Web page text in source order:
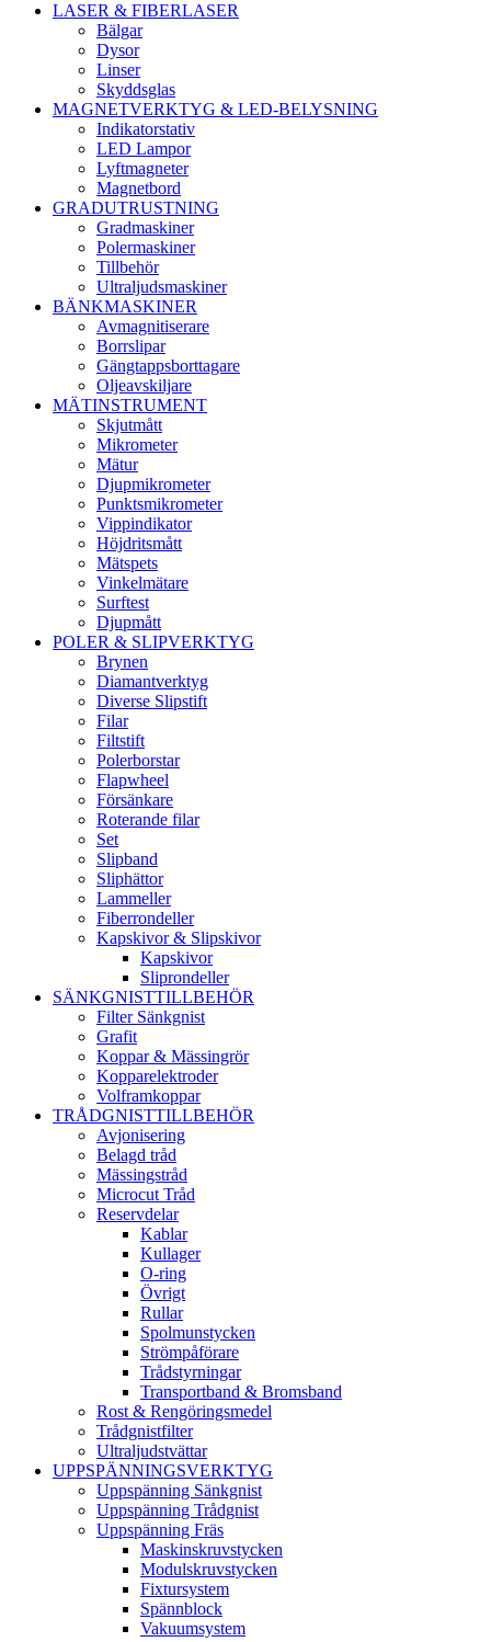
LASER & FIBERLASER
Bälgar
Dysor
Linser
Skyddsglas
MAGNETVERKTYG & LED-BELYSNING
Indikatorstativ
LED Lampor
Lyftmagneter
Magnetbord
GRADUTRUSTNING
Gradmaskiner
Polermaskiner
Tillbehör
Ultraljudsmaskiner
BÄNKMASKINER
Avmagnitiserare
Borrslipar
Gängtappsborttagare
Oljeavskiljare
MÄTINSTRUMENT
Skjutmått
Mikrometer
Mätur
Djupmikrometer
Punktsmikrometer
Vippindikator
Höjdritsmått
Mätspets
Vinkelmätare
Surftest
Djupmått
POLER & SLIPVERKTYG
Brynen
Diamantverktyg
Diverse Slipstift
Filar
Filtstift
Polerborstar
Flapwheel
Försänkare
Roterande filar
Set
Slipband
Sliphättor
Lammeller
Fiberrondeller
Kapskivor & Slipskivor
Kapskivor
Sliprondeller
SÄNKGNISTTILLBEHÖR
Filter Sänkgnist
Grafit
Koppar & Mässingrör
Kopparelektroder
Volframkoppar
TRÅDGNISTTILLBEHÖR
Avjonisering
Belagd tråd
Mässingstråd
Microcut Tråd
Reservdelar
Kablar
Kullager
O-ring
Övrigt
Rullar
Spolmunstycken
Strömpåförare
Trådstyrningar
Transportband & Bromsband
Rost & Rengöringsmedel
Trådgnistfilter
Ultraljudstvättar
UPPSPÄNNINGSVERKTYG
Uppspänning Sänkgnist
Uppspänning Trådgnist
Uppspänning Fräs
Maskinskruvstycken
Modulskruvstycken
Fixtursystem
Spännblock
Vakuumsystem